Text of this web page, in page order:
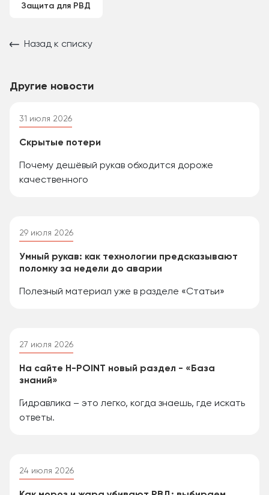
Защита для РВД
Назад к списку
Другие новости
31 июля 2026
Скрытые потери
Почему дешёвый рукав обходится дороже
качественного
29 июля 2026
Умный рукав: как технологии предсказывают
поломку за недели до аварии
Полезный материал уже в разделе «Статьи»
27 июля 2026
На сайте H-POINT новый раздел - «База
знаний»
Гидравлика – это легко, когда знаешь, где искать
ответы.
24 июля 2026